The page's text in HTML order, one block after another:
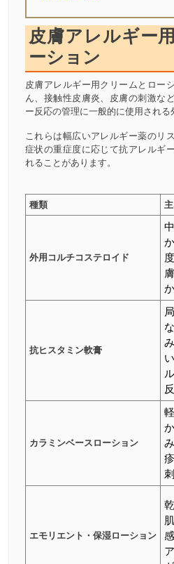
皮膚アレルギー
ーション
皮膚アレルギー用クリームとロー
ん、接触性皮膚炎、皮膚の刺激な
ー反応の管理に一般的に使用される
これらは幅広いアレルギー薬のリ
症状の重症度に応じて抗アレルギ
れることがあります。
種類
外用コルチコステロイド
抗ヒスタミン軟膏
カラミンベースローション
エモリエント・保湿ローション